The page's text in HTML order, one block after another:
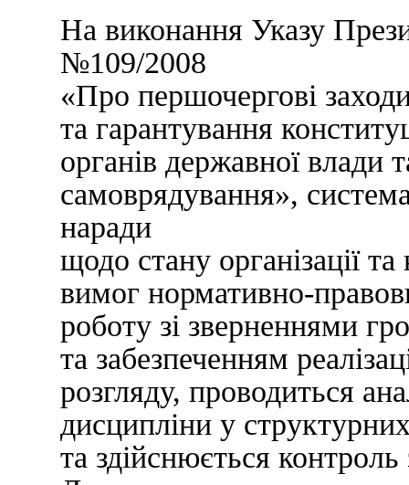
На виконання Указу
№109/2008
«Про першочергові
та гарантування
органів державної влади
самоврядування»,
наради
щодо стану організації
вимог нормативно-
роботу зі зверненнями
та забезпеченням
розгляду, проводиться
дисципліни у
та здійснюється